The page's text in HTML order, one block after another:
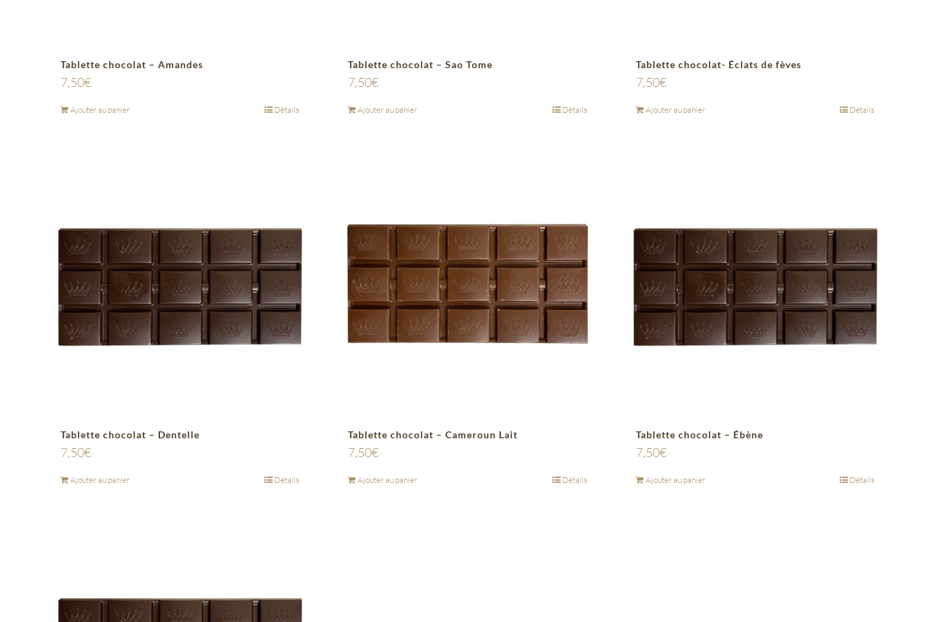
Tablette chocolat – Amandes
7,50€
Ajouter au panier Détails
Tablette chocolat – Sao Tome
7,50€
Ajouter au panier Détails
Tablette chocolat- Éclats de fèves
7,50€
Ajouter au panier Détails
Tablette chocolat – Dentelle
7,50€
Ajouter au panier Détails
Tablette chocolat – Cameroun Lait
7,50€
Ajouter au panier Détails
Tablette chocolat – Ébène
7,50€
Ajouter au panier Détails